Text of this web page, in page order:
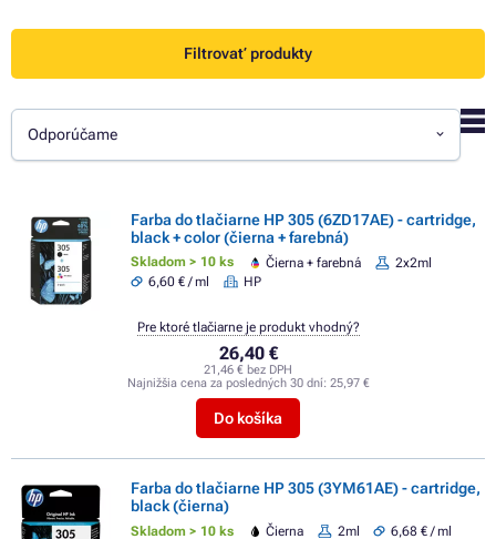
Filtrovať produkty
Odporúčame
Farba do tlačiarne HP 305 (6ZD17AE) - cartridge,
black + color (čierna + farebná)
Skladom > 10 ks Čierna + farebná
2x2ml
6,60 € / ml
HP
26,40 €
21,46 € bez DPH
Najnižšia cena za posledných 30 dní: 25,97 €
Do košíka
Pre ktoré tlačiarne je produkt vhodný?
Farba do tlačiarne HP 305 (3YM61AE) - cartridge,
black (čierna)
Skladom > 10 ks Čierna 2ml
6,68 € / ml